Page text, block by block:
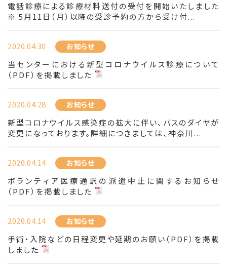
電話診療による診療材料送付の受付を開始いたしました
※ 5月11日（月）以降の受診予約の方から受け付...
2020.04.30 お知らせ
当センターにおける新型コロナウイルス診療について
（PDF）を掲載しました
2020.04.28 お知らせ
新型コロナウイルス感染症の拡大に伴い、バスのダイヤが
変更になっております。詳細につきましては、神奈川...
2020.04.14 お知らせ
ボランティア医療通訳の派遣中止に関するお知らせ
（PDF）を掲載しました
2020.04.14 お知らせ
手術・入院などの日程変更や延期のお願い（PDF）を掲載
しました